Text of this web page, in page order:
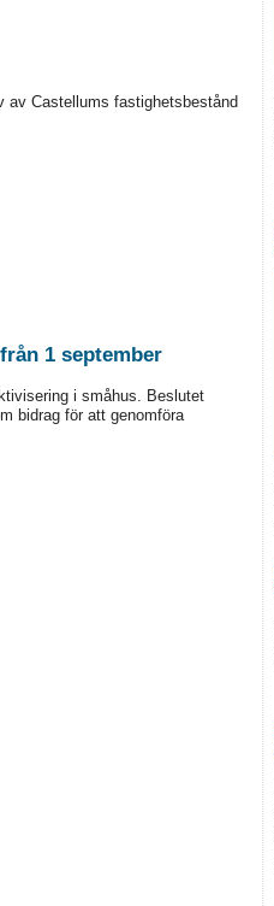
av Castellums fastighetsbestånd
1 september
i småhus. Beslutet
bidrag för att genomföra